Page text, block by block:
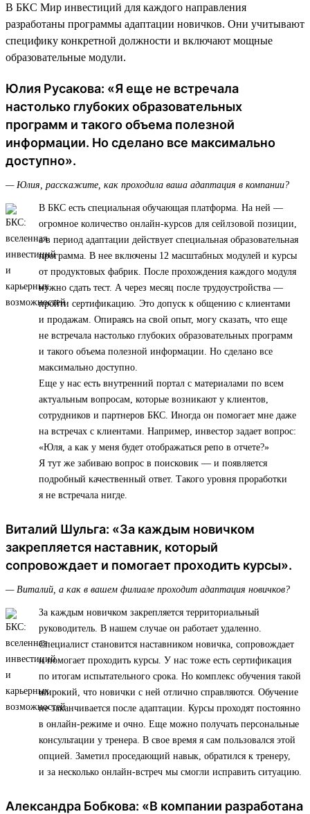
В БКС Мир инвестиций для каждого направления
разработаны программы адаптации новичков. Они учитывают
специфику конкретной должности и включают мощные
образовательные модули.
Юлия Русакова: «Я еще не встречала
настолько глубоких образовательных
программ и такого объема полезной
информации. Но сделано все максимально
доступно».
— Юлия, расскажите, как проходила ваша адаптация в компании?
В БКС есть специальная обучающая платформа. На ней —
огромное количество онлайн-курсов для сейлзовой позиции,
а в период адаптации действует специальная образовательная
программа. В нее включены 12 масштабных модулей и курсы
от продуктовых фабрик. После прохождения каждого модуля
нужно сдать тест. А через месяц после трудоустройства —
пройти сертификацию. Это допуск к общению с клиентами
и продажам. Опираясь на свой опыт, могу сказать, что еще
не встречала настолько глубоких образовательных программ
и такого объема полезной информации. Но сделано все
максимально доступно.
Еще у нас есть внутренний портал с материалами по всем
актуальным вопросам, которые возникают у клиентов,
сотрудников и партнеров БКС. Иногда он помогает мне даже
на встречах с клиентами. Например, инвестор задает вопрос:
«Юля, а как у меня будет отображаться репо в отчете?»
Я тут же забиваю вопрос в поисковик — и появляется
подробный качественный ответ. Такого уровня проработки
я не встречала нигде.
Виталий Шульга: «За каждым новичком
закрепляется наставник, который
сопровождает и помогает проходить курсы».
— Виталий, а как в вашем филиале проходит адаптация новичков?
За каждым новичком закрепляется территориальный
руководитель. В нашем случае он работает удаленно.
Специалист становится наставником новичка, сопровождает
и помогает проходить курсы. У нас тоже есть сертификация
по итогам испытательного срока. Но комплекс обучения такой
широкий, что новички с ней отлично справляются. Обучение
не заканчивается после адаптации. Курсы проходят постоянно
в онлайн-режиме и очно. Еще можно получать персональные
консультации у тренера. В свое время я сам пользовался этой
опцией. Заметил проседающий навык, обратился к тренеру,
и за несколько онлайн-встреч мы смогли исправить ситуацию.
Александра Бобкова: «В компании разработана